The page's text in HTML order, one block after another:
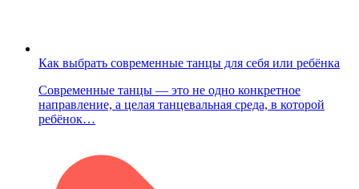
Как выбрать современные танцы для себя или ребёнка
Современные танцы — это не одно конкретное
направление, а целая танцевальная среда, в которой
ребёнок…